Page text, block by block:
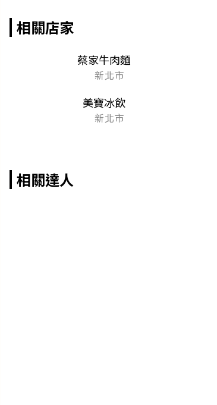
相關店家
蔡家牛肉麵
新北市
美寶冰飲
新北市
相關達人